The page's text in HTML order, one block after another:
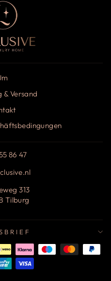
& Versand
86 47
313
Tilburg